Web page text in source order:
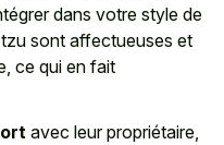
dans votre style de
sont affectueuses et
ce qui en fait
avec leur propriétaire,